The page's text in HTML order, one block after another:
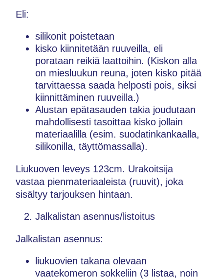
Eli:
silikonit poistetaan
kisko kiinnitetään ruuveilla, eli
porataan reikiä laattoihin. (Kiskon alla
on miesluukun reuna, joten kisko pitää
tarvittaessa saada helposti pois, siksi
kiinnittäminen ruuveilla.)
Alustan epätasauden takia joudutaan
mahdollisesti tasoittaa kisko jollain
materiaalilla (esim. suodatinkankaalla,
silikonilla, täyttömassalla).
Liukuoven leveys 123cm. Urakoitsija
vastaa pienmateriaaleista (ruuvit), joka
sisältyy tarjouksen hintaan.
Jalkalistan asennus/listoitus
Jalkalistan asennus:
liukuovien takana olevaan
vaatekomeron sokkeliin (3 listaa, noin